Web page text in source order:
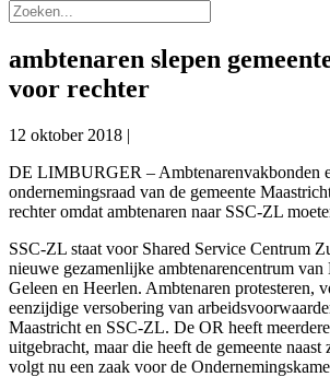
ambtenaren slepen
voor rechter
12 oktober 2018 |
DE LIMBURGER – Ambtenarenvakbonden
ondernemingsraad van de gemeente
rechter omdat ambtenaren naar SSC-ZL
SSC-ZL staat voor Shared Service Centrum
nieuwe gezamenlijke ambtenarencentrum
Geleen en Heerlen. Ambtenaren protesteren,
eenzijdige versobering van
Maastricht en SSC-ZL. De OR heeft
uitgebracht, maar die heeft de gemeente naast
volgt nu een zaak voor de